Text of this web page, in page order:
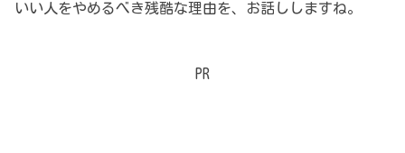
いい人をやめるべき残酷な理由を、お話ししますね。
PR